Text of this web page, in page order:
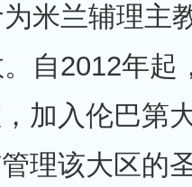
米兰辅理主
自2012年起
加入伦巴第
理该大区的